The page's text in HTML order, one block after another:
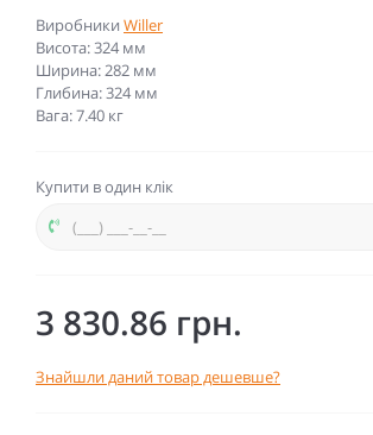
Виробники Willer
Висота: 324 мм
Ширина: 282 мм
Глибина: 324 мм
Вага: 7.40 кг
Купити в один клік
3 830.86 грн.
Знайшли даний товар дешевше?